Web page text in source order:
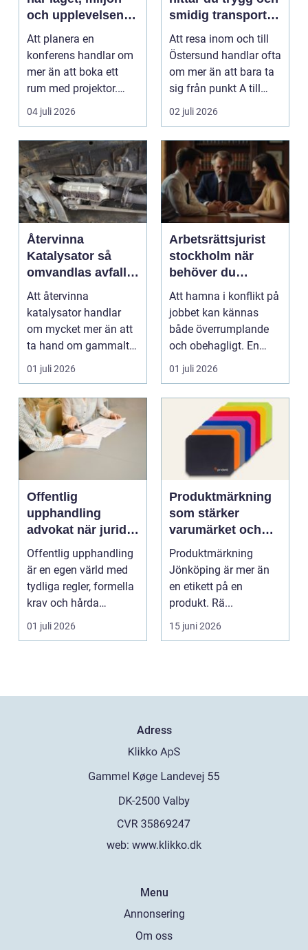
och upplevelsen
gör skillnad
Att planera en
konferens handlar om
mer än att boka ett
rum med projektor.
Företag letar efter
plats...
04 juli 2026
smidig transport
året runt
Att resa inom och till
Östersund handlar ofta
om mer än att bara ta
sig från punkt A till
punkt B. M...
02 juli 2026
Återvinna
Katalysator så
omvandlas avfall
till värdefulla
resurser
Att återvinna
katalysator handlar
om mycket mer än att
ta hand om gammalt
skrot. I varje
katalysator...
01 juli 2026
Arbetsrättsjurist
stockholm när
behöver du
professionell hjälp
i arbetslivet?
Att hamna i konflikt på
jobbet kan kännas
både överrumplande
och obehagligt. En
anställning påverkar...
01 juli 2026
Offentlig
upphandling
advokat när juridik
möter affär
Offentlig upphandling
är en egen värld med
tydliga regler, formella
krav och hårda
tidsfrister. För ...
01 juli 2026
Produktmärkning
som stärker
varumärket och
underlättar
vardagen
Produktmärkning
Jönköping är mer än
en etikett på en
produkt. Rä...
15 juni 2026
Adress
web: www.klikko.dk
Menu
Annonsering
Om oss